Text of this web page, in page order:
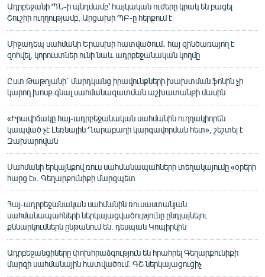
Ադրբեջանի ՊՆ-ի պնդմամբ՝ հայկական ուժերը կրակ են բացել
Շուշիի ուղղությամբ, Արցախի ՊԲ-ը հերքում է
Միջադեպ սահմանի Երասխի հատվածում․ հայ զինծառայող է
զոհվել, կորուստներ ունի նաև ադրբեջանական կողմը
Ըստ Թաթոյանի` մարդկանց իրավունքների խախտման ֆոնին չի
կարող խոսք գնալ սահմանազատման աշխատանքի մասին
«Իրավիճակը հայ-ադրբեջանական սահմանին ուղղակիորեն
կապված չէ Լեռնային Ղարաբաղի կարգավորման հետ», շեշտել է
Զախարովան
Սահմանի երկայնքով ռուս սահմանապահների տեղակայումը «օրերի
հարց է». Գեղարքունիքի մարզպետ
Հայ-ադրբեջանական սահմանին ռուսաստանյան
սահմանապահների ներկայացվածությունը ընդլայնելու
քննարկումներն ընթանում են. դեսպան Կոպիրկին
Ադրբեջանցիները փոխհրաձգություն են հրահրել Գեղարքունիքի
մարզի սահմանային հատվածում. ԳՇ ներկայացուցիչ